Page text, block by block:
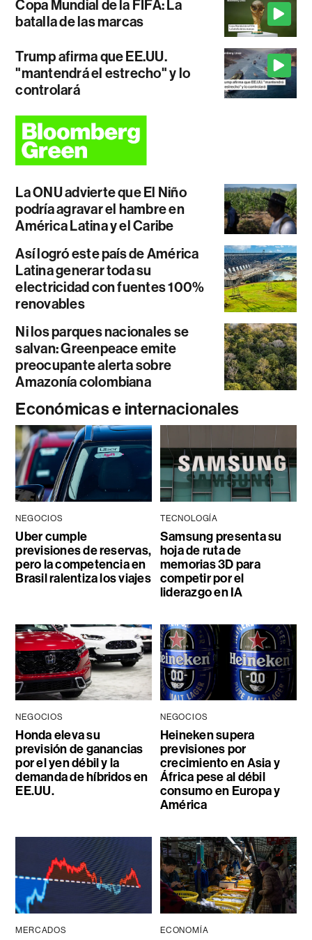
Copa Mundial de la FIFA: La
batalla de las marcas
Trump afirma que EE.UU.
"mantendrá el estrecho" y lo
controlará
La ONU advierte que El Niño
podría agravar el hambre en
América Latina y el Caribe
Así logró este país de América
Latina generar toda su
electricidad con fuentes 100%
renovables
Ni los parques nacionales se
salvan: Greenpeace emite
preocupante alerta sobre
Amazonía colombiana
Económicas e internacionales
NEGOCIOS
Uber cumple
previsiones de reservas,
pero la competencia en
Brasil ralentiza los viajes
TECNOLOGÍA
Samsung presenta su
hoja de ruta de
memorias 3D para
competir por el
liderazgo en IA
NEGOCIOS
Honda eleva su
previsión de ganancias
por el yen débil y la
demanda de híbridos en
EE.UU.
NEGOCIOS
Heineken supera
previsiones por
crecimiento en Asia y
África pese al débil
consumo en Europa y
América
MERCADOS ECONOMÍA